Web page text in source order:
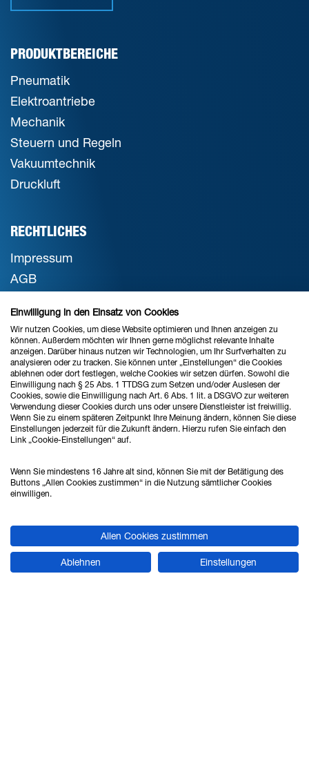
PRODUKTBEREICHE
Pneumatik
Elektroantriebe
Mechanik
Steuern und Regeln
Vakuumtechnik
Druckluft
RECHTLICHES
Impressum
AGB
Cookie-Einstellungen
STANDORT BREMEN
Verkauf & Beratung
Ahlrich Siemens GmbH
28357 Bremen
Tel.: 0421 - 27808 - 0
Fax: 0421 - 27808 - 88
vertrieb@ahlrich-siemens.de
Einwilligung in den Einsatz von Cookies
Wir nutzen Cookies, um diese Website optimieren und Ihnen anzeigen zu
können. Außerdem möchten wir Ihnen gerne möglichst relevante Inhalte
anzeigen. Darüber hinaus nutzen wir Technologien, um Ihr Surfverhalten zu
analysieren oder zu tracken. Sie können unter „Einstellungen“ die Cookies
ablehnen oder dort festlegen, welche Cookies wir setzen dürfen. Sowohl die
Einwilligung nach § 25 Abs. 1 TTDSG zum Setzen und/oder Auslesen der
Cookies, sowie die Einwilligung nach Art. 6 Abs. 1 lit. a DSGVO zur weiteren
Verwendung dieser Cookies durch uns oder unsere Dienstleister ist freiwillig.
Wenn Sie zu einem späteren Zeitpunkt Ihre Meinung ändern, können Sie diese
Einstellungen jederzeit für die Zukunft ändern. Hierzu rufen Sie einfach den
Link „Cookie-Einstellungen“ auf.
Wenn Sie mindestens 16 Jahre alt sind, können Sie mit der Betätigung des
Buttons „Allen Cookies zustimmen“ in die Nutzung sämtlicher Cookies
einwilligen.
Allen Cookies zustimmen
Ablehnen Einstellungen